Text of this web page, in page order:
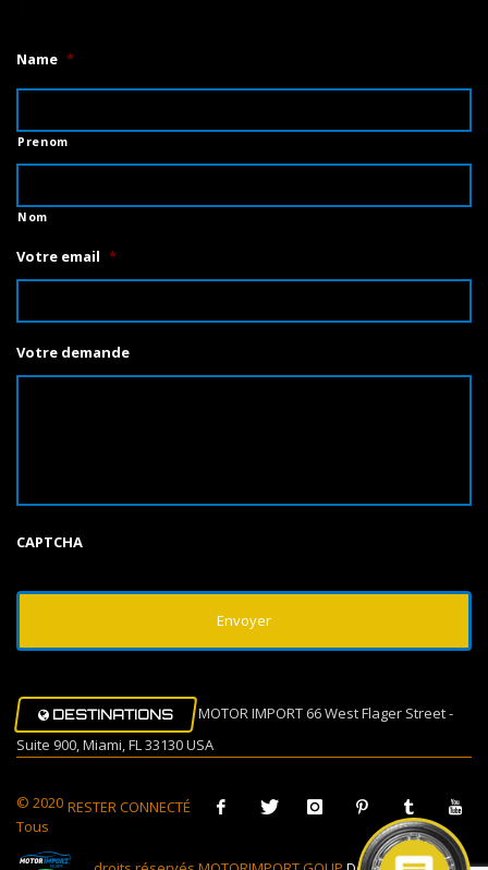
Name *
Prenom
Nom
Votre email *
Votre demande
CAPTCHA
DESTINATIONS
MOTOR IMPORT 66 West Flager Street -
Suite 900, Miami, FL 33130 USA
RESTER CONNECTÉ
© 2020
Tous